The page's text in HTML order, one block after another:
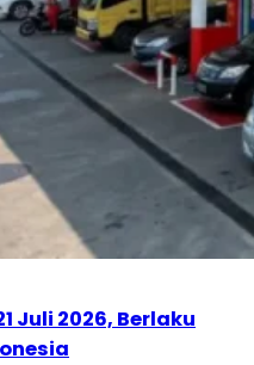
Juli 2026, Berlaku